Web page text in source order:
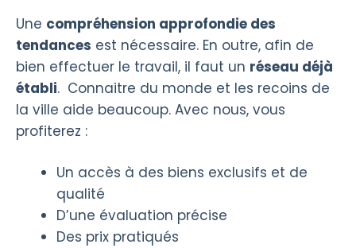
Une compréhension approfondie des
tendances est nécessaire. En outre, afin de
bien effectuer le travail, il faut un réseau déjà
établi. Connaitre du monde et les recoins de
la ville aide beaucoup. Avec nous, vous
profiterez :
Un accès à des biens exclusifs et de
qualité
D’une évaluation précise
Des prix pratiqués